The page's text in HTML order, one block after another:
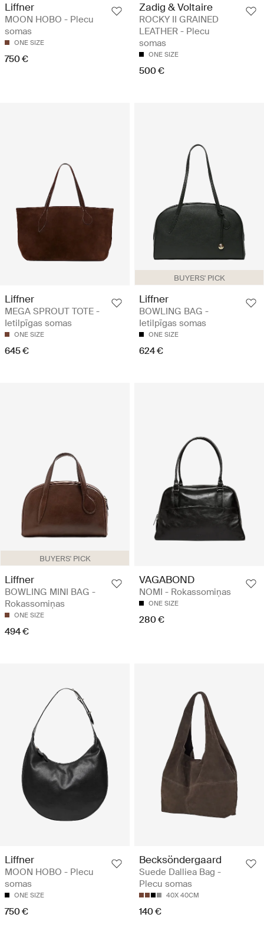
Liffner
MOON HOBO - Plecu
somas
ONE SIZE
750 €
Zadig & Voltaire
ROCKY II GRAINED
LEATHER - Plecu
somas
ONE SIZE
500 €
Liffner
MEGA SPROUT TOTE -
Ietilpīgas somas
ONE SIZE
645 €
BUYERS' PICK
Liffner
BOWLING BAG -
Ietilpīgas somas
ONE SIZE
624 €
BUYERS' PICK
Liffner
BOWLING MINI BAG -
Rokassomiņas
ONE SIZE
494 €
VAGABOND
NOMI - Rokassomiņas
ONE SIZE
280 €
Liffner
MOON HOBO - Plecu
somas
ONE SIZE
750 €
Becksöndergaard
Suede Dalliea Bag -
Plecu somas
40X 40CM
140 €